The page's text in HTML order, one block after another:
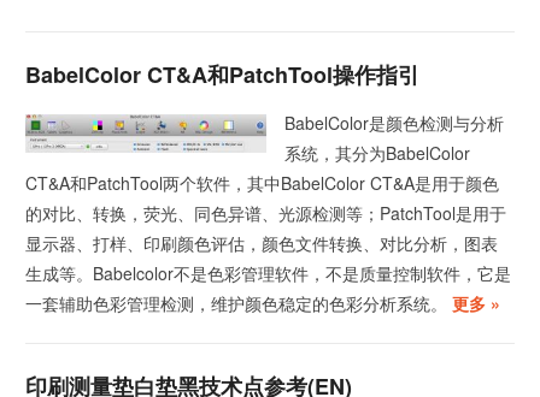
BabelColor CT&A和PatchTool操作指引
BabelColor是颜色检测与分析
系统，其分为BabelColor
CT&A和PatchTool两个软件，其中BabelColor CT&A是用于颜色
的对比、转换，荧光、同色异谱、光源检测等；PatchTool是用于
显示器、打样、印刷颜色评估，颜色文件转换、对比分析，图表
生成等。Babelcolor不是色彩管理软件，不是质量控制软件，它是
一套辅助色彩管理检测，维护颜色稳定的色彩分析系统。
更多 »
印刷测量垫白垫黑技术点参考(EN)